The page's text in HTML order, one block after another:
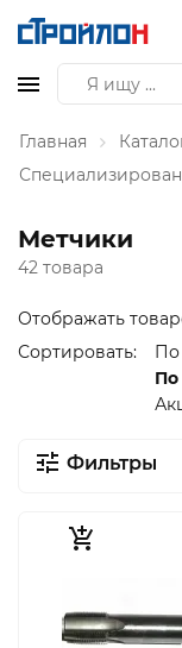
Главная
Метчики
42 товара
Отображать
Сортировать:
По
По
Фильтры